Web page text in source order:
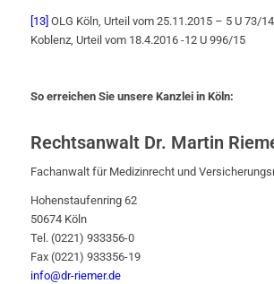
[13] OLG Köln, Urteil vom 25.11.2015 – 5 U 73/
Koblenz, Urteil vom 18.4.2016 -12 U 996/15
So erreichen Sie unsere Kanzlei in Köln:
Rechtsanwalt Dr. Martin
Fachanwalt für Medizinrecht und
Hohenstaufenring 62
50674 Köln
Tel. (0221) 933356-0
Fax (0221) 933356-19
info@dr-riemer.de